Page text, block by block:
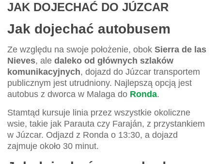
JAK DOJECHAĆ DO JÚZCAR
Jak dojechać autobusem
Ze względu na swoje położenie, obok Sierra de las
Nieves, ale daleko od głównych szlaków
komunikacyjnych, dojazd do Júzcar transportem
publicznym jest utrudniony. Najlepszą opcją jest
autobus z dworca w Malaga do Ronda.
Stamtąd kursuje linia przez wszystkie okoliczne
wsie, takie jak Parauta czy Faraján, z przystankiem
w Júzcar. Odjazd z Ronda o 13:30, a dojazd
zajmuje około 30 minut.